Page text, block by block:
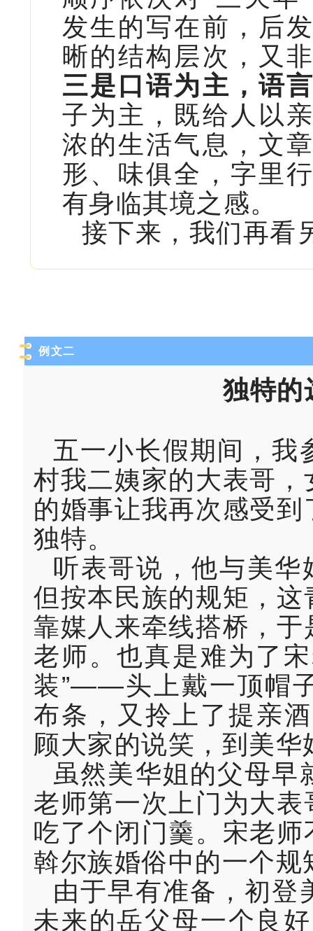
发生的写在前，后
晰的结构层次，又
三是口语为主，语
子为主，既给人以
浓的生活气息，文
形、味俱全，字里
有身临其境之感。
接下来，我们再
例文二
独特的
五一小长假期间，我
村我二姨家的大表哥
的婚事让我再次感受
独特。
听表哥说，他与美华
但按本民族的规矩，
靠媒人来牵线搭桥，
老师。也真是难为了
装”——头上戴一顶帽
布条，又拎上了提亲
顾大家的说笑，到美华
虽然美华姐的父母早
老师第一次上门为大
吃了个闭门羹。宋老
斡尔族婚俗中的一个规
由于早有准备，初登
未来的岳父母一个良